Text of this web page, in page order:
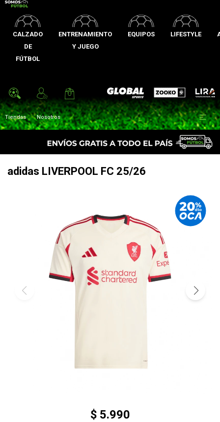
CALZADO
DE
FÚTBOL
ENTRENAMIENTO
Y JUEGO
EQUIPOS LIFESTYLE
Global Sports Zooko Lira
Tiendas Nosotros 
adidas LIVERPOOL FC 25/26
$ 5.990